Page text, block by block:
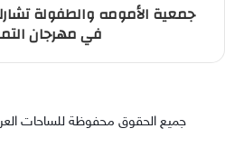
جمعية الأمومه والطفولة
في مهرجان
جميع الحقوق محفوظة للساحات